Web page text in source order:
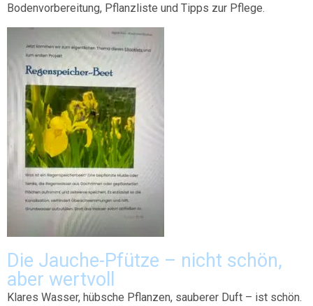
Bodenvorbereitung, Pflanzliste und Tipps zur Pflege.
Die Jauche-Pfütze – nicht schön,
aber wertvoll
Klares Wasser, hübsche Pflanzen, sauberer Duft – ist schön.